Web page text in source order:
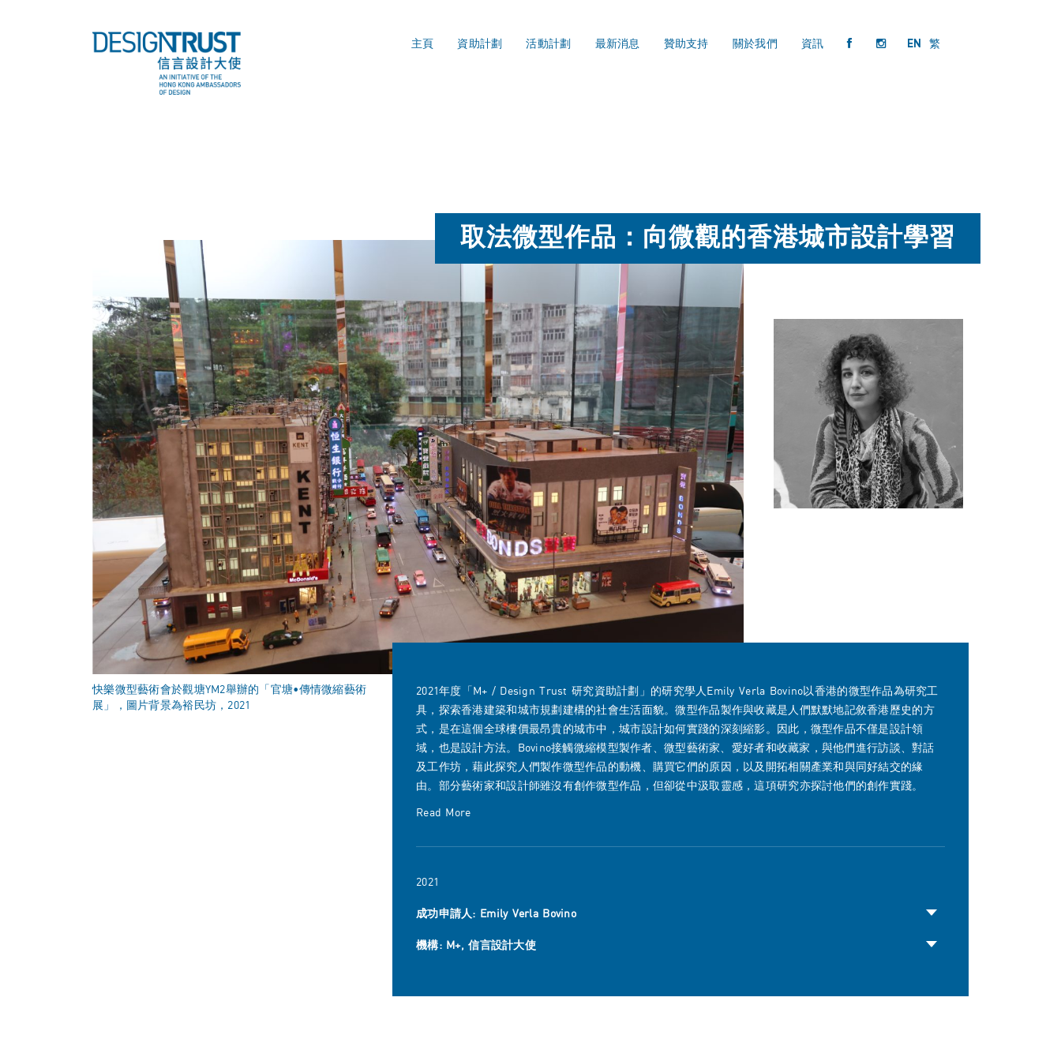
主頁 資助計劃 活動計劃 最新消息 贊助支持 關於我們 資訊 EN 繁
取法微型作品：向微觀的香港城市設計學習
快樂微型藝術會於觀塘YM2舉辦的「官塘•傳情微縮藝術
展」，圖片背景為裕民坊，2021
2021年度「M+ / Design Trust 研究資助計劃」的研究學人Emily Verla Bovino以香港的微型作品為研究工
具，探索香港建築和城市規劃建構的社會生活面貌。微型作品製作與收藏是人們默默地記敘香港歷史的方
式，是在這個全球樓價最昂貴的城市中，城市設計如何實踐的深刻縮影。因此，微型作品不僅是設計領
域，也是設計方法。Bovino接觸微縮模型製作者、微型藝術家、愛好者和收藏家，與他們進行訪談、對話
及工作坊，藉此探究人們製作微型作品的動機、購買它們的原因，以及開拓相關產業和與同好結交的緣
由。部分藝術家和設計師雖沒有創作微型作品，但卻從中汲取靈感，這項研究亦探討他們的創作實踐。
Read More
2021
成功申請人: Emily Verla Bovino
機構: M+, 信言設計大使